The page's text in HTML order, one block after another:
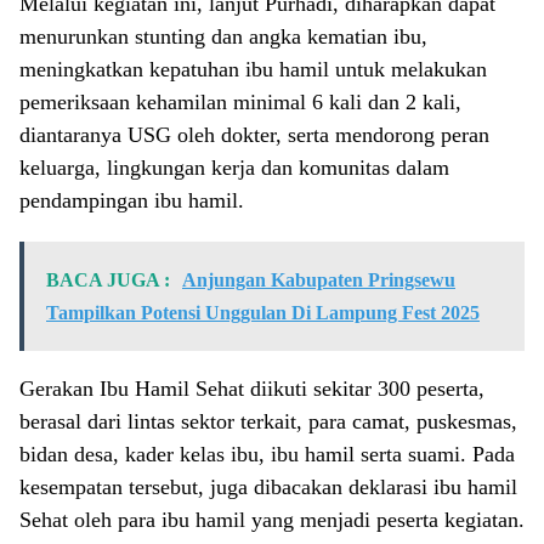
menurunkan stunting dan angka kematian ibu,
meningkatkan kepatuhan ibu hamil untuk melakukan
pemeriksaan kehamilan minimal 6 kali dan 2 kali,
diantaranya USG oleh dokter, serta mendorong peran
keluarga, lingkungan kerja dan komunitas dalam
pendampingan ibu hamil.
BACA JUGA :
Anjungan Kabupaten Pringsewu
Tampilkan Potensi Unggulan Di Lampung Fest 2025
Gerakan Ibu Hamil Sehat diikuti sekitar 300 peserta,
berasal dari lintas sektor terkait, para camat, puskesmas,
bidan desa, kader kelas ibu, ibu hamil serta suami. Pada
kesempatan tersebut, juga dibacakan deklarasi ibu hamil
Sehat oleh para ibu hamil yang menjadi peserta kegiatan.